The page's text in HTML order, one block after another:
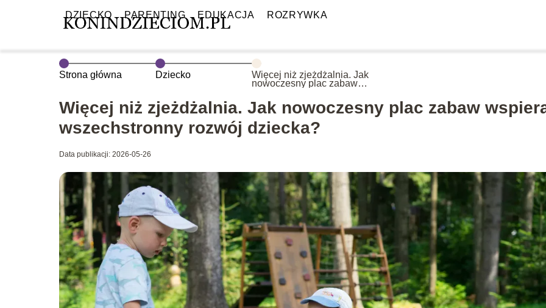
DZIECKO PARENTING EDUKACJA ROZRYWKA
Strona główna Dziecko
Więcej niż zjeżdżalnia. Jak
nowoczesny plac zabaw
rozwój dziecka?
Więcej niż zjeżdżalnia. Jak nowoczesny plac zabaw
wszechstronny rozwój dziecka?
Data publikacji: 2026-05-26